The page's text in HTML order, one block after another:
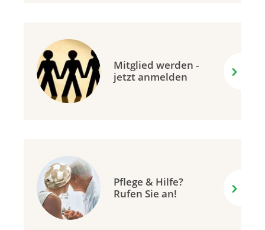
Mitglied werden -
jetzt anmelden
Pflege & Hilfe?
Rufen Sie an!